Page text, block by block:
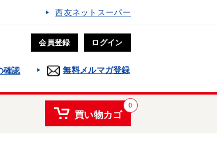
西友ネットスーパー
会員登録 ログイン
確認 無料メルマガ登録
0
買い物カゴ